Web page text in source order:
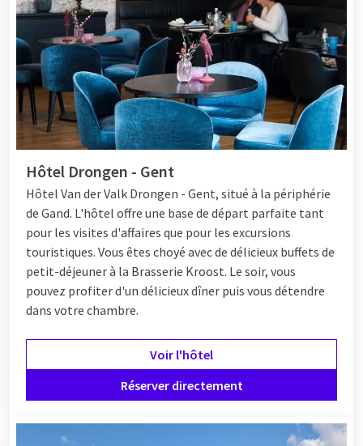
Hôtel Drongen - Gent
Hôtel Van der Valk Drongen - Gent, situé à la périphérie
de Gand. L'hôtel offre une base de départ parfaite tant
pour les visites d'affaires que pour les excursions
touristiques. Vous êtes choyé avec de délicieux buffets de
petit-déjeuner à la Brasserie Kroost. Le soir, vous
pouvez profiter d'un délicieux dîner puis vous détendre
dans votre chambre.
Voir l'hôtel
Réserver directement